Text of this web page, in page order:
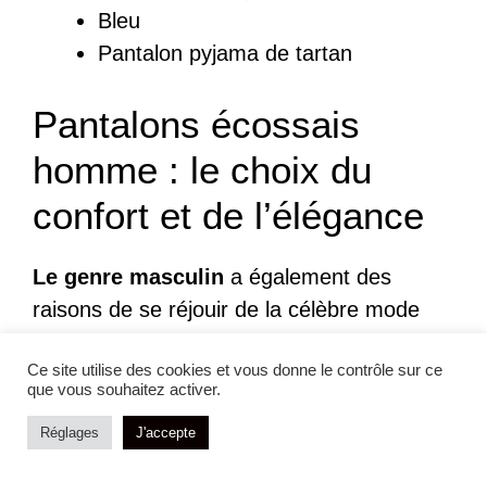
Bleu
Pantalon pyjama de tartan
Pantalons écossais
homme : le choix du
confort et de l’élégance
Le genre masculin a également des
raisons de se réjouir de la célèbre mode
Connus dans le monde de la mode, les
véritable plaisir pour les yeux.
Ce site utilise des cookies et vous donne le contrôle sur ce
que vous souhaitez activer.
Réglages J'accepte